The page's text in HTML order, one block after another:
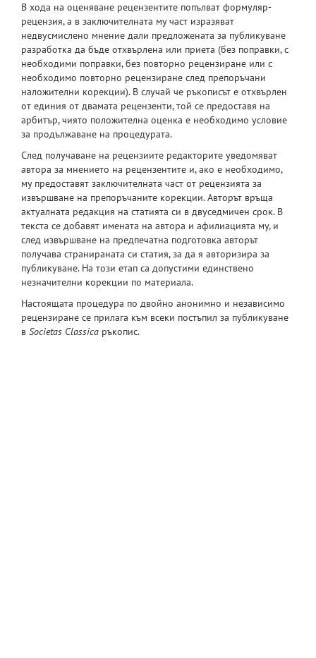
В хода на оценяване рецензентите попълват формуляр-
рецензия, а в заключителната му част изразяват
недвусмислено мнение дали предложената за публикуване
разработка да бъде отхвърлена или приета (без поправки, с
необходими поправки, без повторно рецензиране или с
необходимо повторно рецензиране след препоръчани
наложителни корекции). В случай че ръкописът е отхвърлен
от единия от двамата рецензенти, той се предоставя на
арбитър, чиято положителна оценка е необходимо условие
за продължаване на процедурата.
След получаване на рецензиите редакторите уведомяват
автора за мнението на рецензентите и, ако е необходимо,
му предоставят заключителната част от рецензията за
извършване на препоръчаните корекции. Авторът връща
актуалната редакция на статията си в двуседмичен срок. В
текста се добавят имената на автора и афилиацията му, и
след извършване на предпечатна подготовка авторът
получава странираната си статия, за да я авторизира за
публикуване. На този етап са допустими единствено
незначителни корекции по материала.
Настоящата процедура по двойно анонимно и независимо
рецензиране се прилага към всеки постъпил за публикуване
в Societas Classica ръкопис.